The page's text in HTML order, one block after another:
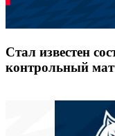
Стал известен
контрольный